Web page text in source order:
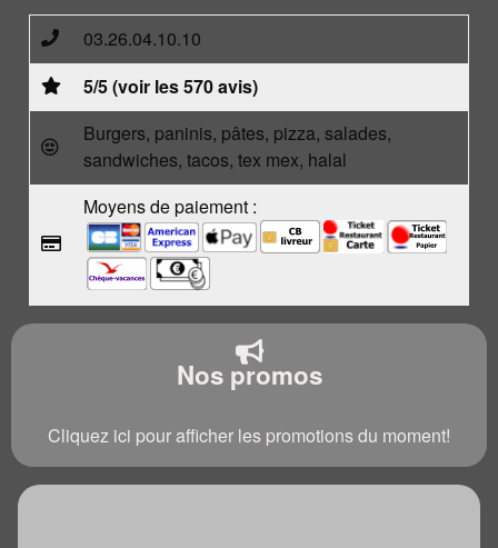
03.26.04.10.10
5/5 (voir les 570 avis)
Burgers, paninis, pâtes, pizza, salades,
sandwiches, tacos, tex mex, halal
Moyens de paiement :
Nos promos
Cliquez ici pour afficher les promotions du moment!